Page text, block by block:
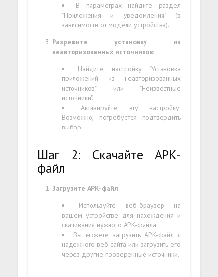
В параметрах найдите раздел
"Приложения и уведомления" (в
зависимости от модели устройства).
Разрешите установку из
неавторизованных источников:
Найдите настройку "Установка
приложений из неавторизованных
источников" или "Неизвестные
источники".
Активируйте эту настройку.
Возможно, потребуется подтвердить
выбор.
Шаг 2: Скачайте APK-
файл
Загрузите APK-файл:
Используйте веб-браузер на
вашем устройстве для нахождения и
скачивания нужного APK-файла.
Вы можете загрузить APK-файл с
надежного веб-сайта или загрузить его
через другие проверенные источники.